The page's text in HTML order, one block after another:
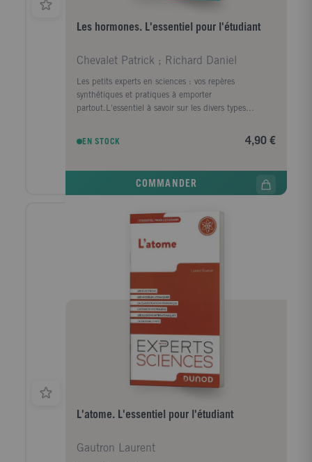
Les hormones. L'essentiel pour l'étudiant
Chevalet Patrick ; Richard Daniel
Les petits experts en sciences : vos repères
synthétiques et pratiques à emporter
partout.L'essentiel à savoir sur les divers types
EN STOCK 4,90 €
COMMANDER
L'atome. L'essentiel pour l'étudiant
Gautron Laurent